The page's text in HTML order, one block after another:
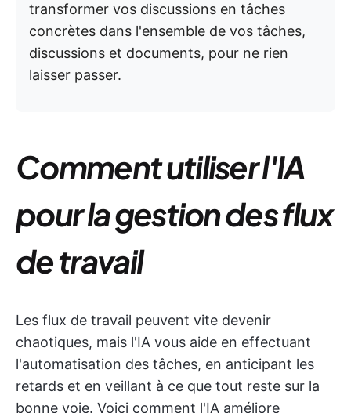
transformer vos discussions en tâches
concrètes dans l'ensemble de vos tâches,
discussions et documents, pour ne rien
laisser passer.
Comment utiliser l'IA
pour la gestion des flux
de travail
Les flux de travail peuvent vite devenir
chaotiques, mais l'IA vous aide en effectuant
l'automatisation des tâches, en anticipant les
retards et en veillant à ce que tout reste sur la
bonne voie. Voici comment l'IA améliore